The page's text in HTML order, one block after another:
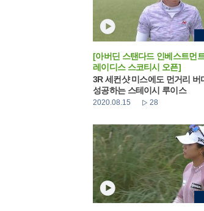
[아버딘 스탠다드 인베스트먼
레이디스 스코티시 오픈]
3R 세컨샷 미스에도 먼거리 버
성공하는 스테이시 루이스
2020.08.15 28